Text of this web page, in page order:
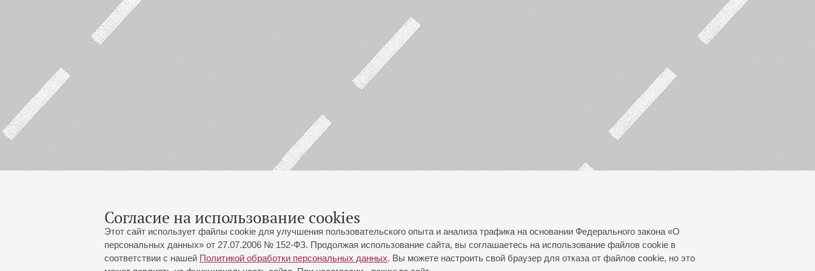
Согласие на использование cookies
Этот сайт использует файлы cookie для улучшения пользовательского опыта и анализа трафика на основании Федерального закона «О
персональных данных» от 27.07.2006 № 152-ФЗ. Продолжая использование сайта, вы соглашаетесь на использование файлов cookie в
соответствии с нашей Политикой обработки персональных данных. Вы можете настроить свой браузер для отказа от файлов cookie, но это